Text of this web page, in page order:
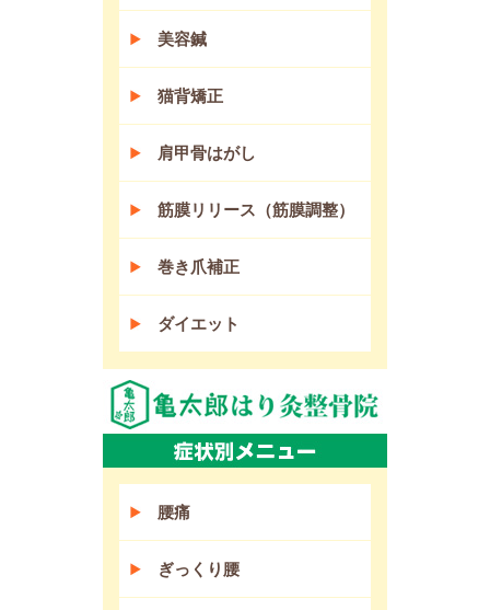
美容鍼
猫背矯正
肩甲骨はがし
筋膜リリース（筋膜調整）
巻き爪補正
ダイエット
腰痛
ぎっくり腰